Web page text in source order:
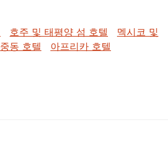
호주 및 태평양 섬 호텔
멕시코 및
중동 호텔 아프리카 호텔